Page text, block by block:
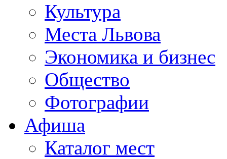
Культура
Места Львова
Экономика и бизнес
Общество
Фотографии
Афиша
Каталог мест